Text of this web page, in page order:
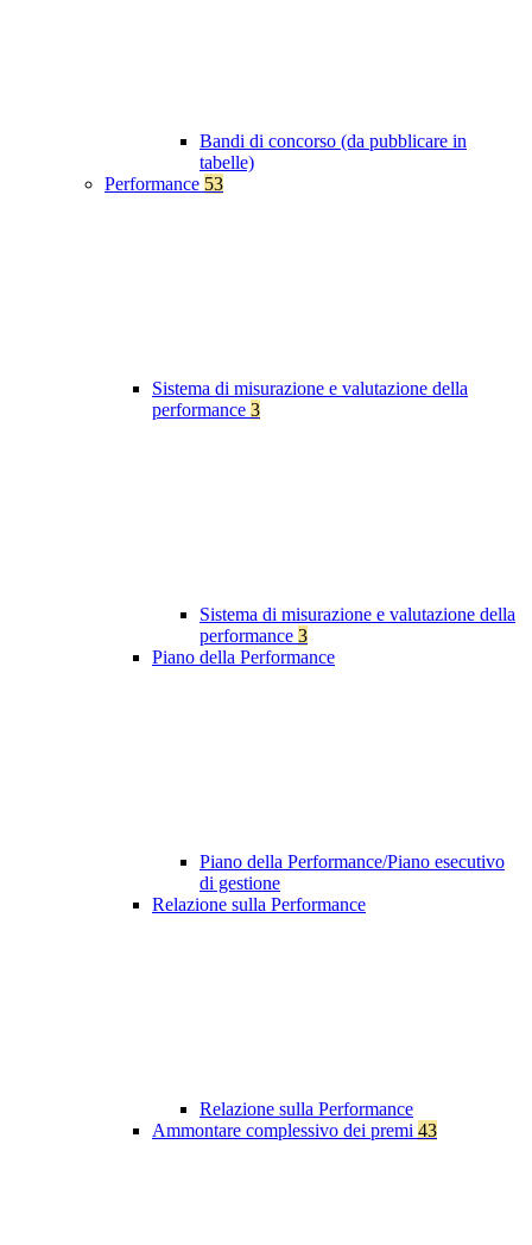
Bandi di concorso (da pubblicare in
tabelle)
Performance 53
Sistema di misurazione e valutazione della
performance 3
Sistema di misurazione e valutazione della
performance 3
Piano della Performance
Piano della Performance/Piano esecutivo
di gestione
Relazione sulla Performance
Relazione sulla Performance
Ammontare complessivo dei premi 43